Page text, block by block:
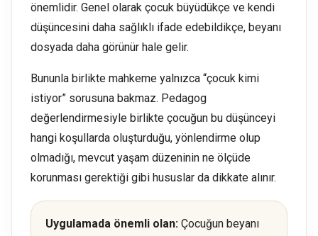
önemlidir. Genel olarak çocuk büyüdükçe ve kendi
düşüncesini daha sağlıklı ifade edebildikçe, beyanı
dosyada daha görünür hale gelir.
Bununla birlikte mahkeme yalnızca “çocuk kimi
istiyor” sorusuna bakmaz. Pedagog
değerlendirmesiyle birlikte çocuğun bu düşünceyi
hangi koşullarda oluşturduğu, yönlendirme olup
olmadığı, mevcut yaşam düzeninin ne ölçüde
korunması gerektiği gibi hususlar da dikkate alınır.
Uygulamada önemli olan: Çocuğun beyanı